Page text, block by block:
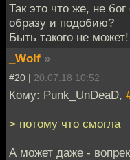
Так это что же, не
образу и подобию?
Быть такого не
_Wolf »
#20 | 20.07.18 10:52
Кому: Punk_UnDeaD,
> потому что смогла
А может даже -